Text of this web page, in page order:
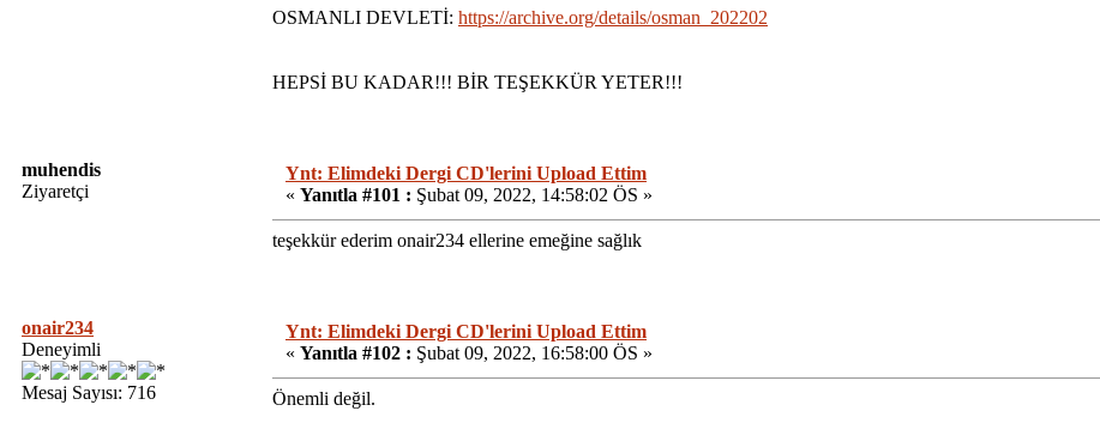
OSMANLI DEVLETİ: https://archive.org/details/osman_202202
HEPSİ BU KADAR!!! BİR TEŞEKKÜR YETER!!!
muhendis
Ziyaretçi
Ynt: Elimdeki Dergi CD'lerini Upload Ettim
« Yanıtla #101 : Şubat 09, 2022, 14:58:02 ÖS »
teşekkür ederim onair234 ellerine emeğine sağlık
onair234
Deneyimli
Mesaj Sayısı: 716
Ynt: Elimdeki Dergi CD'lerini Upload Ettim
« Yanıtla #102 : Şubat 09, 2022, 16:58:00 ÖS »
Önemli değil.